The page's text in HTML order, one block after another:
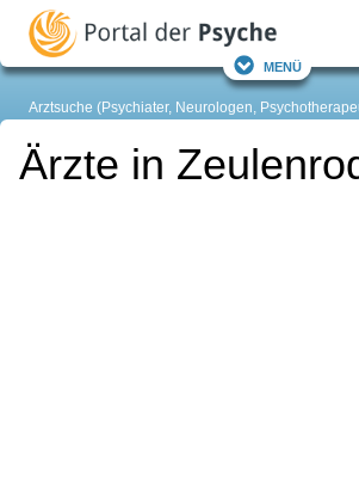
Menü
Arztsuche (Psychiater, Neurologen,
Ärzte in